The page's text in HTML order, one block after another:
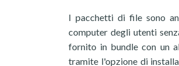
I pacchetti di file sono
computer degli utenti
fornito in bundle con un
tramite l'opzione di